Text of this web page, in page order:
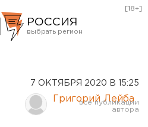
РОССИЯ
Курган
Оренбург
[18+]
7 ОКТЯБРЯ 2020 В 15:25
Григорий Лейба